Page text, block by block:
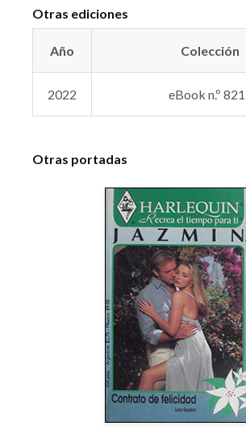
Otras ediciones
Año Colección
2022 eBook n.º
Otras portadas